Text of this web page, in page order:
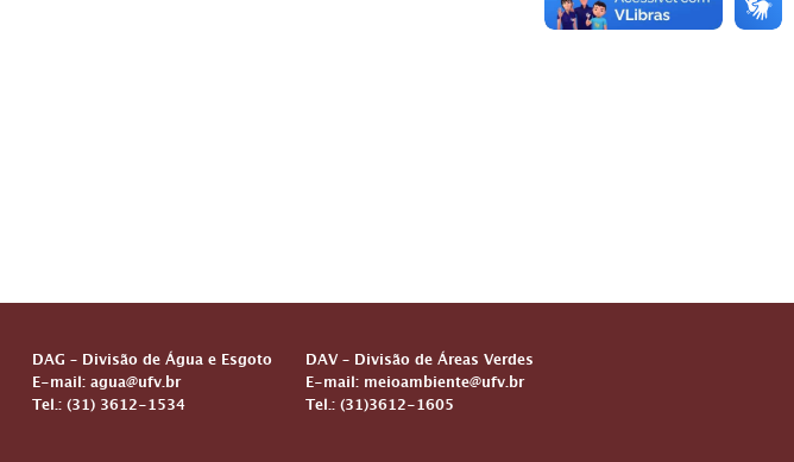
DAG – Divisão de Água e Esgoto
E-mail: agua@ufv.br
Tel.: (31) 3612-1534
DAV – Divisão de Áreas Verdes
E-mail: meioambiente@ufv.br
Tel.: (31)3612-1605